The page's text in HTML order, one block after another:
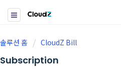
솔루션 홈 CloudZ Bill
Subscription